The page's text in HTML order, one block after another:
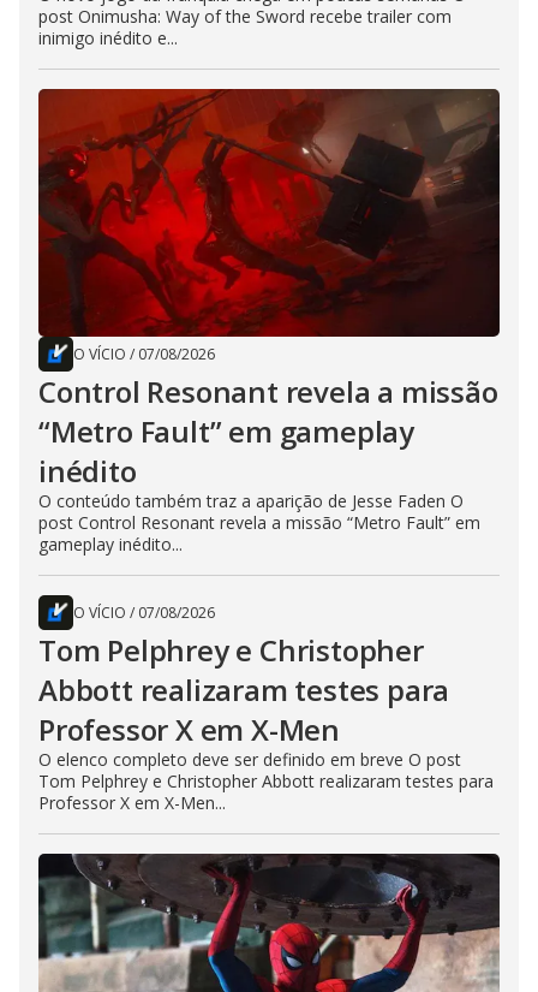
post Onimusha: Way of the Sword recebe trailer com
inimigo inédito e...
O VÍCIO / 07/08/2026
Control Resonant revela a missão
“Metro Fault” em gameplay
inédito
O conteúdo também traz a aparição de Jesse Faden O
post Control Resonant revela a missão “Metro Fault” em
gameplay inédito...
O VÍCIO / 07/08/2026
Tom Pelphrey e Christopher
Abbott realizaram testes para
Professor X em X-Men
O elenco completo deve ser definido em breve O post
Tom Pelphrey e Christopher Abbott realizaram testes para
Professor X em X-Men...